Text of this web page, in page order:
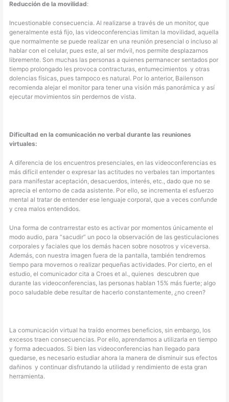
Reducción de la movilidad:
Incuestionable consecuencia. Al realizarse a través de un monitor, que
generalmente está fijo, las videoconferencias limitan la movilidad, aquella
que normalmente se puede realizar en una reunión presencial o incluso al
hablar con el celular, pues este, al ser móvil, nos permite desplazarnos
libremente. Son muchas las personas a quienes permanecer sentados por
tiempo prolongado les provoca contracturas, entumecimientos y otras
dolencias físicas, pues tampoco es natural. Por lo anterior, Bailenson
recomienda alejar el monitor para tener una visión más panorámica y así
ejecutar movimientos sin perdernos de vista.
Dificultad en la comunicación no verbal durante las reuniones
virtuales:
A diferencia de los encuentros presenciales, en las videoconferencias es
más difícil entender o expresar las actitudes no verbales tan importantes
para manifestar aceptación, desacuerdos, interés, etc., dado que no se
aprecia el entorno de cada asistente. Por ello, se incrementa el esfuerzo
mental al tratar de entender ese lenguaje corporal, que a veces confunde
y crea malos entendidos.
Una forma de contrarrestar esto es activar por momentos únicamente el
modo audio, para “sacudir” un poco la observación de las gesticulaciones
corporales y faciales que los demás hacen sobre nosotros y viceversa.
Además, con nuestra imagen fuera de la pantalla, también tendremos
tiempo para movernos o realizar pequeñas actividades. Por cierto, en el
estudio, el comunicador cita a Croes et al., quienes descubren que
durante las videoconferencias, las personas hablan 15% más fuerte; algo
poco saludable debe resultar de hacerlo constantemente, ¿no creen?
La comunicación virtual ha traído enormes beneficios, sin embargo, los
excesos traen consecuencias. Por ello, aprendamos a utilizarla en tiempo
y forma adecuados. Si bien las videoconferencias han llegado para
quedarse, es necesario estudiar ahora la manera de disminuir sus efectos
dañinos y continuar disfrutando la utilidad y rendimiento de esta gran
herramienta.